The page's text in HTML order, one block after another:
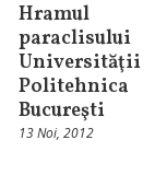
Hramul
paraclisului
Universităţii
Politehnica
Bucureşti
13 Noi, 2012